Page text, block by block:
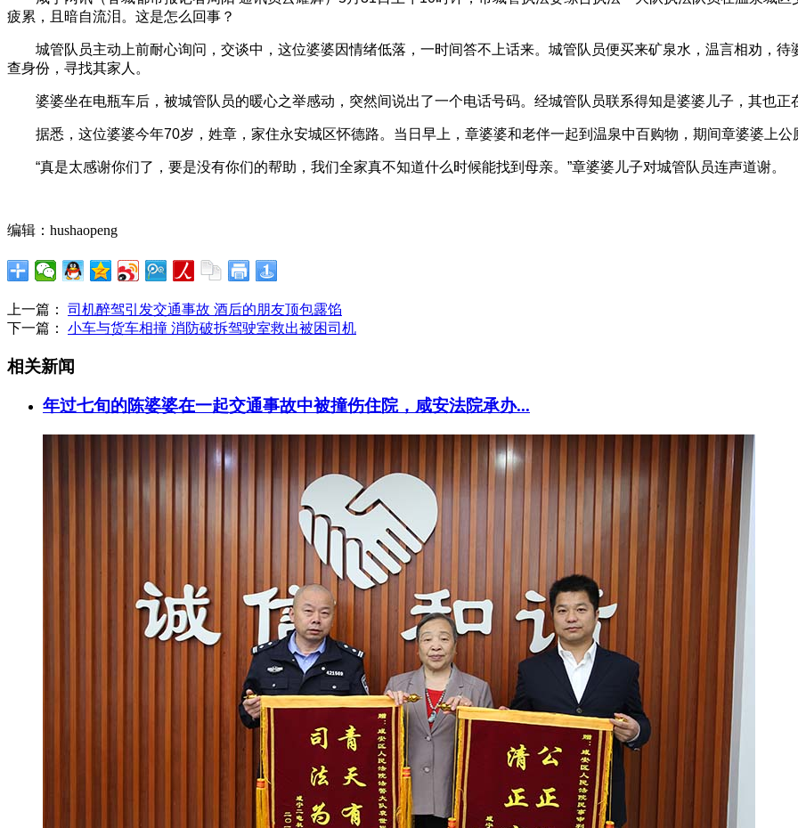
疲累，且暗自流泪。这是怎么回事？
城管队员主动上前耐心询问，交谈中，这位婆婆因情绪低落，一时间答不上话来。城管队员便买来矿泉水，温言相劝，
查身份，寻找其家人。
婆婆坐在电瓶车后，被城管队员的暖心之举感动，突然间说出了一个电话号码。经城管队员联系得知是婆婆儿子，其也正
据悉，这位婆婆今年70岁，姓章，家住永安城区怀德路。当日早上，章婆婆和老伴一起到温泉中百购物，期间章婆婆上公
“真是太感谢你们了，要是没有你们的帮助，我们全家真不知道什么时候能找到母亲。”章婆婆儿子对城管队员连声道谢。
编辑：hushaopeng
上一篇： 司机醉驾引发交通事故 酒后的朋友顶包露馅
下一篇： 小车与货车相撞 消防破拆驾驶室救出被困司机
相关新闻
年过七旬的陈婆婆在一起交通事故中被撞伤住院，咸安法院承办...